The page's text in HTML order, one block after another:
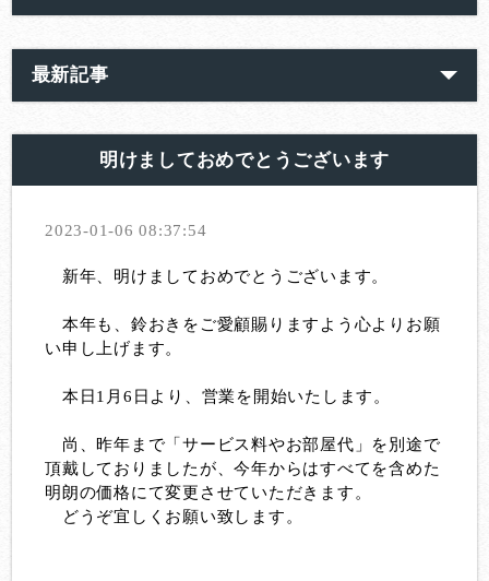
最新記事
明けましておめでとうございます
2023-01-06 08:37:54
新年、明けましておめでとうございます。
本年も、鈴おきをご愛顧賜りますよう心よりお願
い申し上げます。
本日1月6日より、営業を開始いたします。
尚、昨年まで「サービス料やお部屋代」を別途で
頂戴しておりましたが、今年からはすべてを含めた
明朗の価格にて変更させていただきます。
どうぞ宜しくお願い致します。